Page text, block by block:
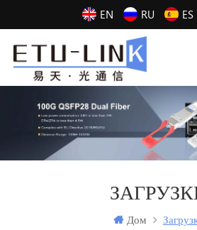
EN RU ES
Дом